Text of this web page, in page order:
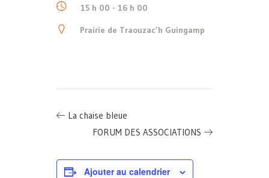
15 h 00 - 16 h 00
Prairie de Traouzac’h Guingamp
La chaise bleue
FORUM DES ASSOCIATIONS
Ajouter au calendrier